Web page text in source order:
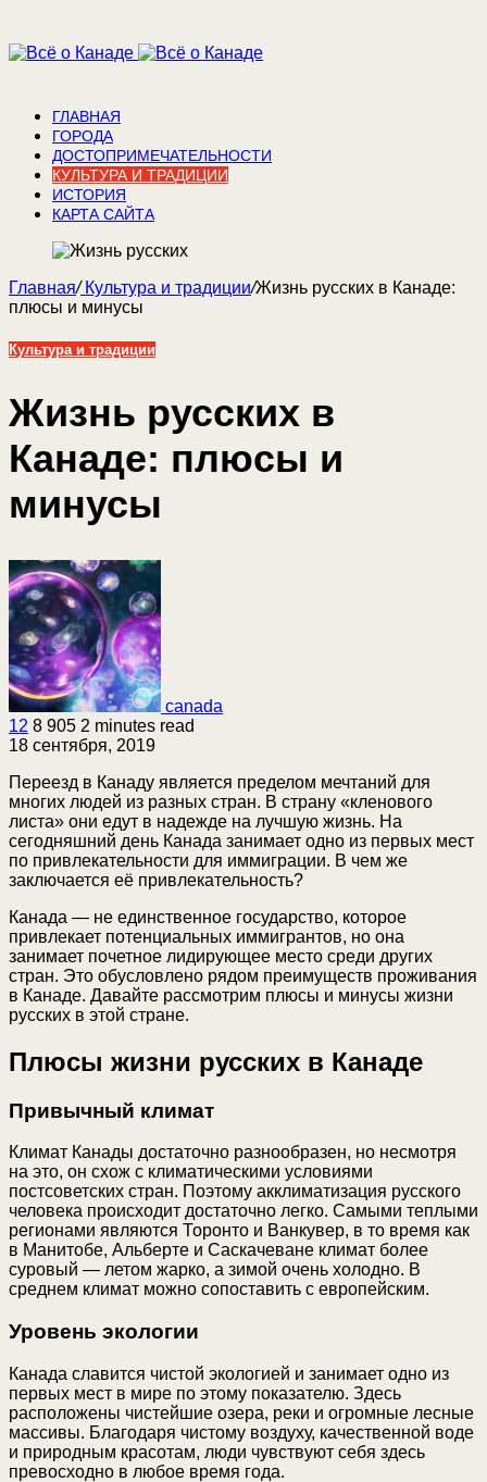
ГЛАВНАЯ
ГОРОДА
ДОСТОПРИМЕЧАТЕЛЬНОСТИ
КУЛЬТУРА И ТРАДИЦИИ
ИСТОРИЯ
КАРТА САЙТА
Главная/Культура и традиции/Жизнь русских в Канаде:
плюсы и минусы
Культура и традиции
Жизнь русских в
Канаде: плюсы и
минусы
canada
12 8 905 2 minutes read
18 сентября, 2019
Переезд в Канаду является пределом мечтаний для
многих людей из разных стран. В страну «кленового
листа» они едут в надежде на лучшую жизнь. На
сегодняшний день Канада занимает одно из первых мест
по привлекательности для иммиграции. В чем же
заключается её привлекательность?
Канада — не единственное государство, которое
привлекает потенциальных иммигрантов, но она
занимает почетное лидирующее место среди других
стран. Это обусловлено рядом преимуществ проживания
в Канаде. Давайте рассмотрим плюсы и минусы жизни
русских в этой стране.
Плюсы жизни русских в Канаде
Привычный климат
Климат Канады достаточно разнообразен, но несмотря
на это, он схож с климатическими условиями
постсоветских стран. Поэтому акклиматизация русского
человека происходит достаточно легко. Самыми теплыми
регионами являются Торонто и Ванкувер, в то время как
в Манитобе, Альберте и Саскачеване климат более
суровый — летом жарко, а зимой очень холодно. В
среднем климат можно сопоставить с европейским.
Уровень экологии
Канада славится чистой экологией и занимает одно из
первых мест в мире по этому показателю. Здесь
расположены чистейшие озера, реки и огромные лесные
массивы. Благодаря чистому воздуху, качественной воде
и природным красотам, люди чувствуют себя здесь
превосходно в любое время года.